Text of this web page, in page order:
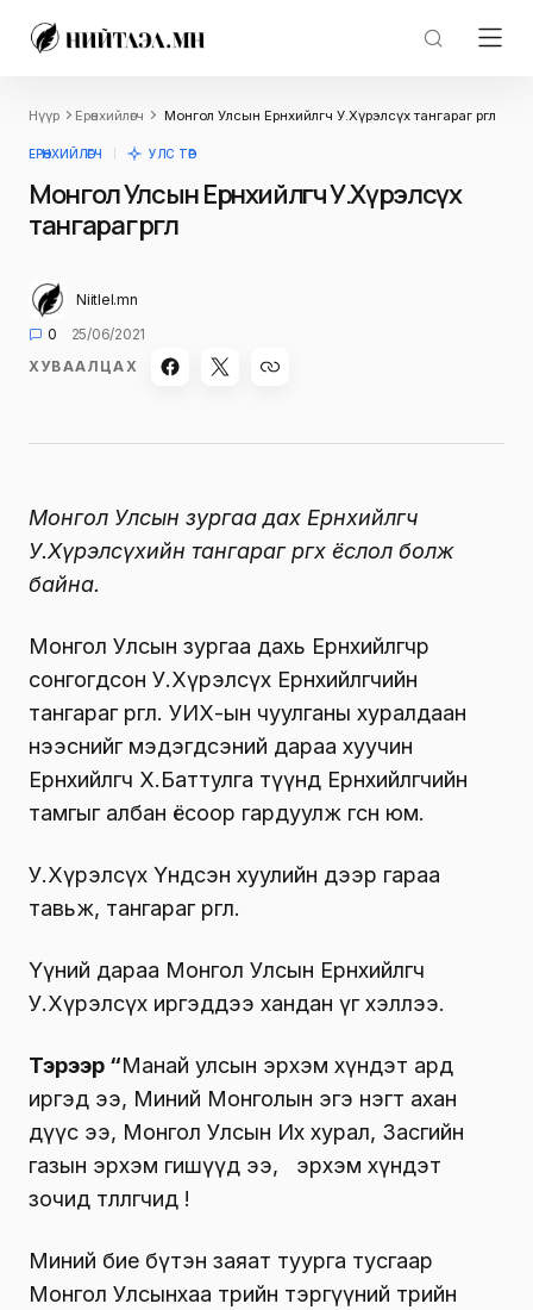
Нүүр Ерөнхийлөгч Монгол Улсын Ерөнхийлөгч У.Хүрэлсүх тангараг өргөлөө
ЕРӨНХИЙЛӨГЧ УЛС ТӨР
Монгол Улсын Ерөнхийлөгч У.Хүрэлсүх
тангараг өргөлөө
Niitlel.mn
0
25/06/2021
ХУВААЛЦАХ
Монгол Улсын зургаа дах Ерөнхийлөгч
У.Хүрэлсүхийн тангараг өргөх ёслол болж
байна.
Монгол Улсын зургаа дахь Ерөнхийлөгчөөр
сонгогдсон У.Хүрэлсүх Ерөнхийлөгчийн
тангараг өргөлөө. УИХ-ын чуулганы хуралдаан
нээснийг мэдэгдсэний дараа хуучин
Ерөнхийлөгч Х.Баттулга түүнд Ерөнхийлөгчийн
тамгыг албан ёсоор гардуулж өгсөн юм.
У.Хүрэлсүх Үндсэн хуулийн дээр гараа
тавьж, тангараг өргөлөө.
Үүний дараа Монгол Улсын Ерөнхийлөгч
У.Хүрэлсүх иргэддээ хандан үг хэллээ.
Тэрээр “Манай улсын эрхэм хүндэт ард
иргэд ээ, Миний Монголын эгэ нэгт ахан
дүүс ээ, Монгол Улсын Их хурал, Засгийн
газын эрхэм гишүүд ээ, эрхэм хүндэт
зочид төлөөлөгчид өө!
Миний бие бүтэн заяат туурга тусгаар
Монгол Улсынхаа төрийн тэргүүний төрийн